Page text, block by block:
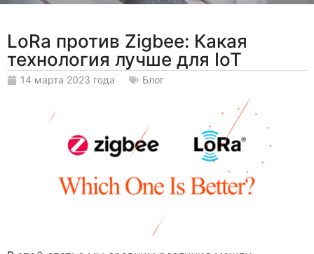
LoRa против Zigbee: Какая
технология лучше для IoT
14 марта 2023 года Блог